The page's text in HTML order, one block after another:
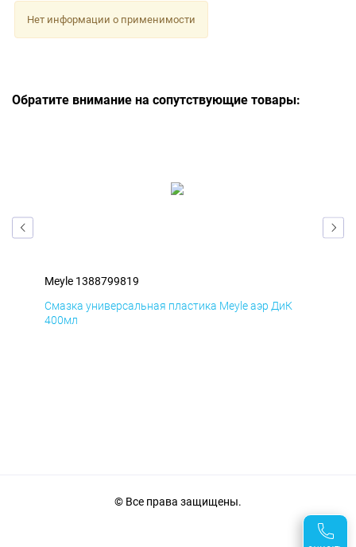
Нет информации о применимости
Обратите внимание на сопутствующие товары:
Meyle 1388799819
Смазка универсальная пластика Meyle аэр ДиК
400мл
© Все права защищены.